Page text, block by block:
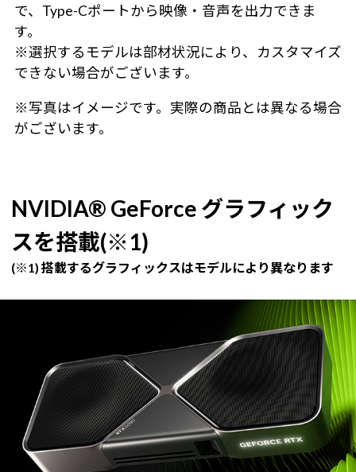
で、Type-Cポートから映像・音声を出力できま
す。
※選択するモデルは部材状況により、カスタマイズ
できない場合がございます。
※写真はイメージです。実際の商品とは異なる場合
がございます。
NVIDIA® GeForce グラフィック
スを搭載(※1)
(※1) 搭載するグラフィックスはモデルにより異なります